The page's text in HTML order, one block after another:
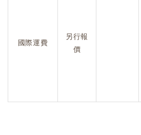
國際運費
另行報
價